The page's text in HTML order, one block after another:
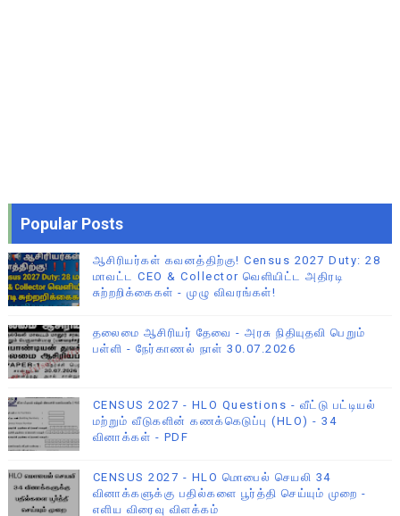
Popular Posts
ஆசிரியர்கள் கவனத்திற்கு! Census 2027 Duty: 28
மாவட்ட CEO & Collector வெளியிட்ட அதிரடி
சுற்றறிக்கைகள் - முழு விவரங்கள்!
தலைமை ஆசிரியர் தேவை - அரசு நிதியுதவி பெறும்
பள்ளி - நேர்காணல் நாள் 30.07.2026
CENSUS 2027 - HLO Questions - வீட்டு பட்டியல்
மற்றும் வீடுகளின் கணக்கெடுப்பு (HLO) - 34
வினாக்கள் - PDF
CENSUS 2027 - HLO மொபைல் செயலி 34
வினாக்களுக்கு பதில்களை பூர்த்தி செய்யும் முறை -
எளிய விரைவு விளக்கம்